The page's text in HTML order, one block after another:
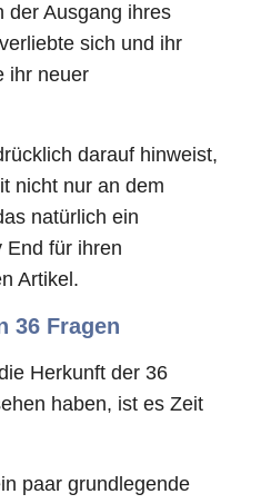
der Ausgang ihres
sich und ihr
ihr neuer
darauf hinweist,
nicht nur an dem
natürlich ein
End für ihren
Artikel.
36 Fragen
Herkunft der 36
haben, ist es Zeit
paar grundlegende